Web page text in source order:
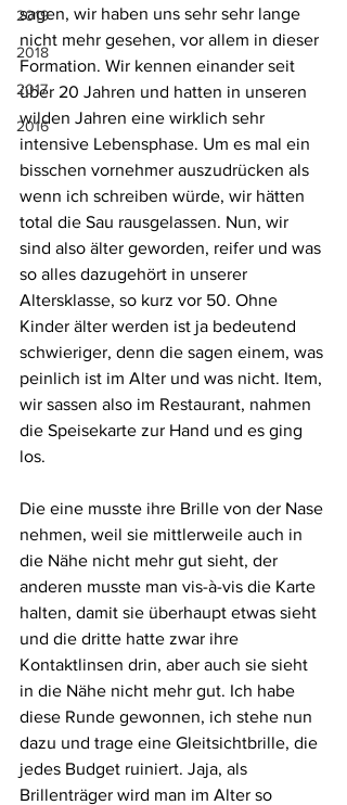
2019
2018
2017
2016
sagen, wir haben uns sehr sehr lange
nicht mehr gesehen, vor allem in dieser
Formation. Wir kennen einander seit
über 20 Jahren und hatten in unseren
wilden Jahren eine wirklich sehr
intensive Lebensphase. Um es mal ein
bisschen vornehmer auszudrücken als
wenn ich schreiben würde, wir hätten
total die Sau rausgelassen. Nun, wir
sind also älter geworden, reifer und was
so alles dazugehört in unserer
Altersklasse, so kurz vor 50. Ohne
Kinder älter werden ist ja bedeutend
schwieriger, denn die sagen einem, was
peinlich ist im Alter und was nicht. Item,
wir sassen also im Restaurant, nahmen
die Speisekarte zur Hand und es ging
los.
Die eine musste ihre Brille von der Nase
nehmen, weil sie mittlerweile auch in
die Nähe nicht mehr gut sieht, der
anderen musste man vis-à-vis die Karte
halten, damit sie überhaupt etwas sieht
und die dritte hatte zwar ihre
Kontaktlinsen drin, aber auch sie sieht
in die Nähe nicht mehr gut. Ich habe
diese Runde gewonnen, ich stehe nun
dazu und trage eine Gleitsichtbrille, die
jedes Budget ruiniert. Jaja, als
Brillenträger wird man im Alter so